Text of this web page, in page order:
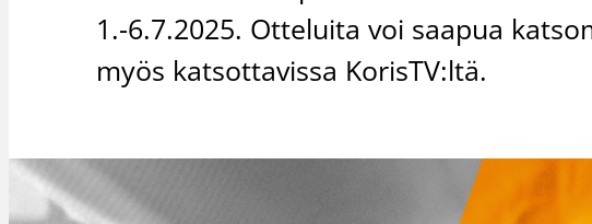
1.-6.7.2025. Otteluita voi saapua
myös katsottavissa KorisTV:ltä.